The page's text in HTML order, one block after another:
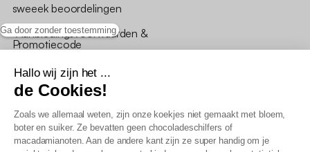
Ga door zonder toestemming
Hallo wij zijn het ...
de Cookies!
Zoals we allemaal weten, zijn onze koekjes niet gemaakt met bloem,
boter en suiker. Ze bevatten geen chocoladeschilfers of
macadamianoten. Aan de andere kant zijn ze super handig om je
sweeek beoordelingen
*Aanbiedingsvoorwaarden &
Promotiecode
Algemene verkoopsvoorwaarden
AV loyaliteitsprogramma